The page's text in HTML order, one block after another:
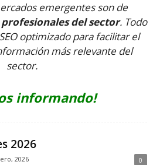
emergentes son de
del sector. Todo
optimizado para facilitar el
más relevante del
sector.
informando!
2026
2026 0